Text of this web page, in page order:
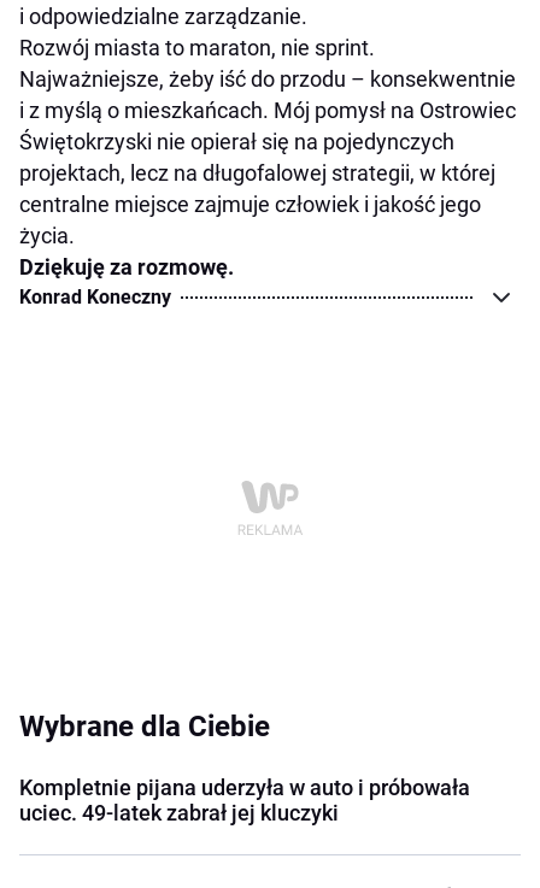
i odpowiedzialne zarządzanie.
Rozwój miasta to maraton, nie sprint.
Najważniejsze, żeby iść do przodu – konsekwentnie
i z myślą o mieszkańcach. Mój pomysł na Ostrowiec
Świętokrzyski nie opierał się na pojedynczych
projektach, lecz na długofalowej strategii, w której
centralne miejsce zajmuje człowiek i jakość jego
życia.
Dziękuję za rozmowę.
Konrad Koneczny
Wybrane dla Ciebie
Kompletnie pijana uderzyła w auto i próbowała
uciec. 49-latek zabrał jej kluczyki